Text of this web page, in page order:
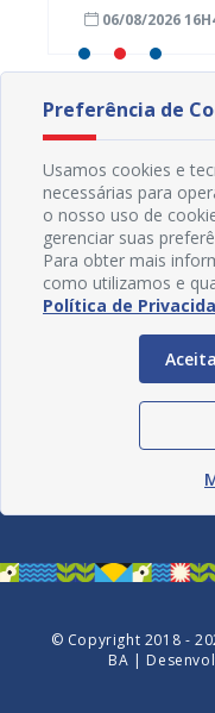
06/08/2026
© Copyright 2018 -
BA |
Preferência de
Usamos cookies e
necessárias para
o nosso uso de
gerenciar suas
Para obter mais
como utilizamos e
Política de